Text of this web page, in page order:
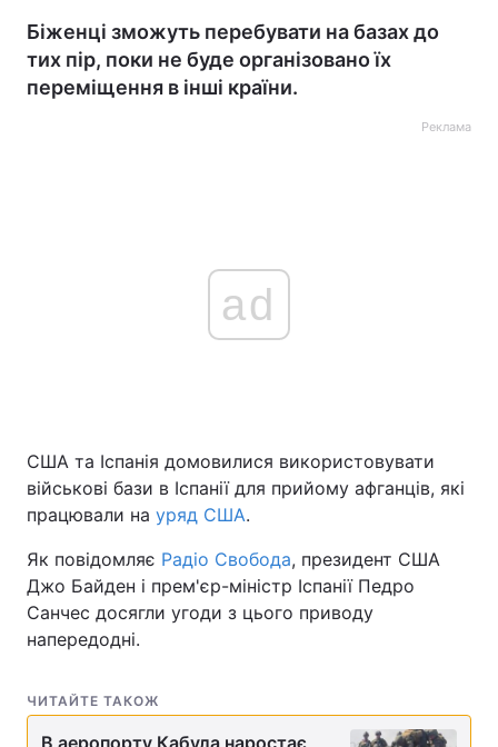
Біженці зможуть перебувати на базах до
тих пір, поки не буде організовано їх
переміщення в інші країни.
Реклама
ad
США та Іспанія домовилися використовувати
військові бази в Іспанії для прийому афганців, які
працювали на уряд США.
Як повідомляє Радіо Свобода, президент США
Джо Байден і прем'єр-міністр Іспанії Педро
Санчес досягли угоди з цього приводу
напередодні.
ЧИТАЙТЕ ТАКОЖ
В аеропорту Кабула наростає